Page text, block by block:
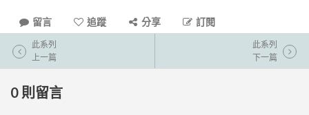
留言 追蹤 分享 訂閱
此系列
上一篇
此系列
下一篇
0 則留言